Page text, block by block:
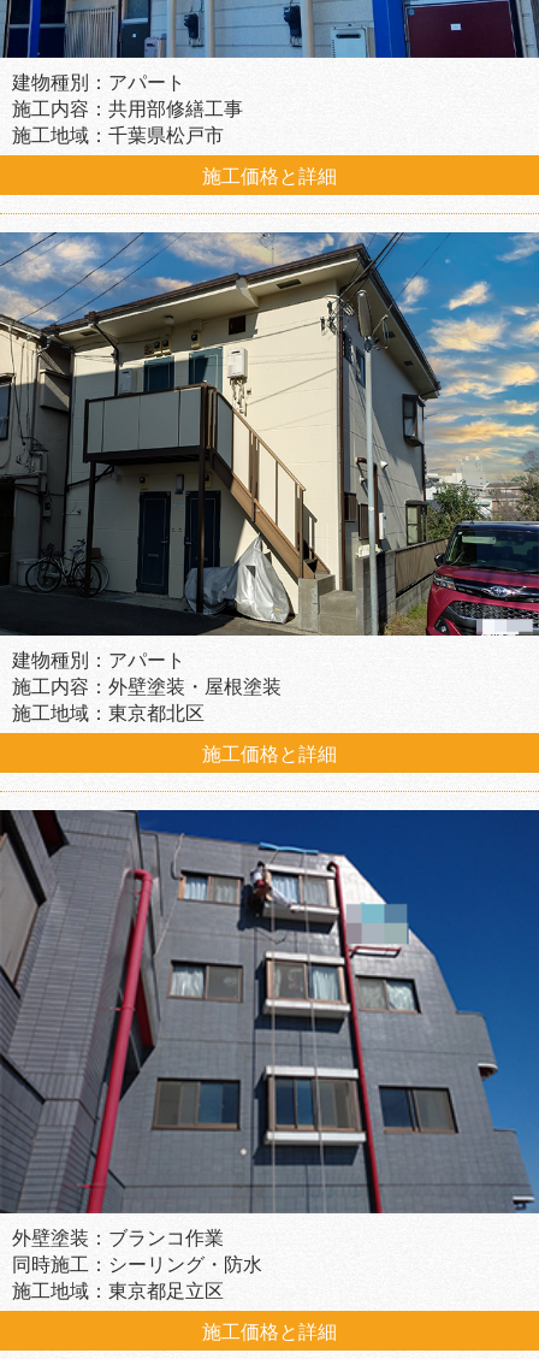
建物種別：アパート
施工内容：共用部修繕工事
施工地域：千葉県松戸市
施工価格と詳細
建物種別：アパート
施工内容：外壁塗装・屋根塗装
施工地域：東京都北区
施工価格と詳細
外壁塗装：ブランコ作業
同時施工：シーリング・防水
施工地域：東京都足立区
施工価格と詳細